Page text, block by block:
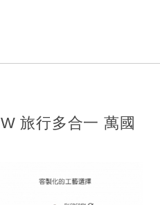
旅行多合一 萬國